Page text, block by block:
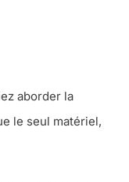
aborder la
le seul matériel,